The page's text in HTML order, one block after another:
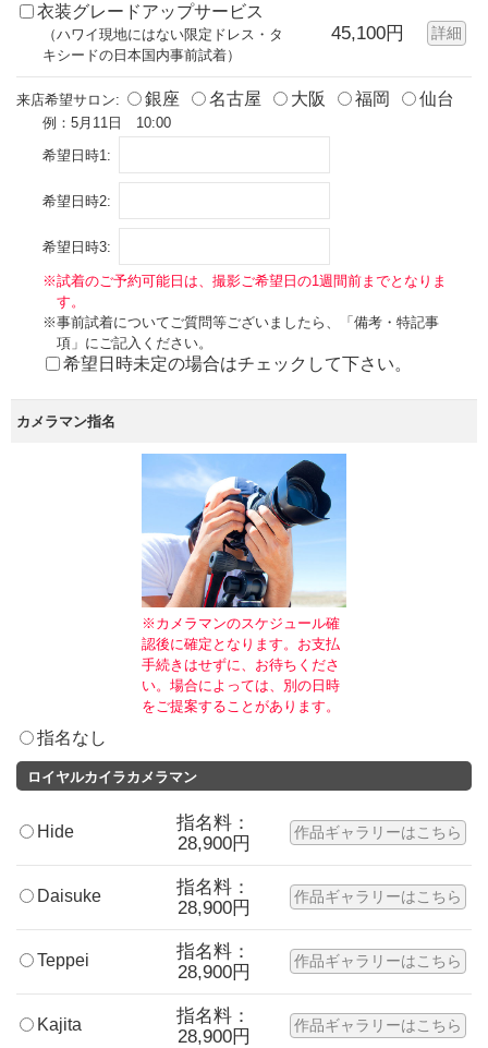
衣装グレードアップサービス
（ハワイ現地にはない限定ドレス・タ
キシードの日本国内事前試着）
45,100円 詳細
来店希望サロン: 銀座 名古屋 大阪 福岡 仙台
例：5月11日 10:00
希望日時1:
希望日時2:
希望日時3:
※試着のご予約可能日は、撮影ご希望日の1週間前までとなりま
す。
※事前試着についてご質問等ございましたら、「備考・特記事
項」にご記入ください。
希望日時未定の場合はチェックして下さい。
カメラマン指名
※カメラマンのスケジュール確
認後に確定となります。お支払
手続きはせずに、お待ちくださ
い。場合によっては、別の日時
をご提案することがあります。
指名なし
ロイヤルカイラカメラマン
Hide
指名料：
28,900円
作品ギャラリーはこちら
Daisuke
指名料：
28,900円
作品ギャラリーはこちら
Teppei
指名料：
28,900円
作品ギャラリーはこちら
Kajita
指名料：
28,900円
作品ギャラリーはこちら